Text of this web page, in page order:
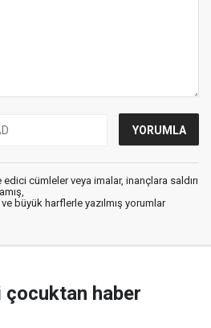
cümleler veya imalar, inançlara saldırı
büyük harflerle yazılmış yorumlar
çocuktan haber